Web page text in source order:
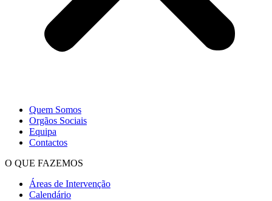
Quem Somos
Orgãos Sociais
Equipa
Contactos
O QUE FAZEMOS
Áreas de Intervenção
Calendário